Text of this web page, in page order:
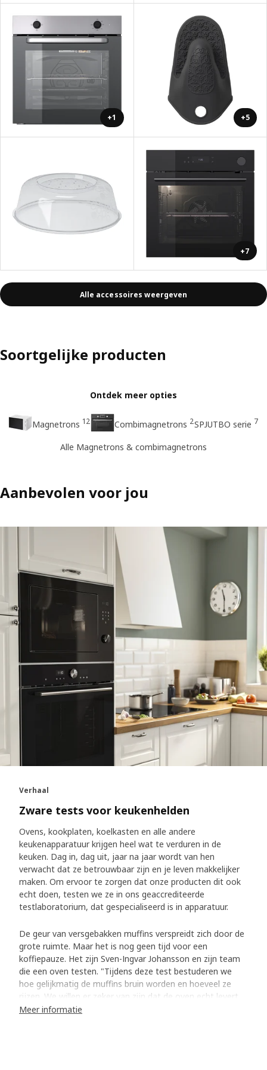
+1 +5
+7
Alle accessoires weergeven
Soortgelijke producten
Ontdek meer opties
Magnetrons 12 Combimagnetrons 2SPJUTBO serie 7
Alle Magnetrons & combimagnetrons
Aanbevolen voor jou
Verhaal
Zware tests voor keukenhelden
Ovens, kookplaten, koelkasten en alle andere
keukenapparatuur krijgen heel wat te verduren in de
keuken. Dag in, dag uit, jaar na jaar wordt van hen
verwacht dat ze betrouwbaar zijn en je leven makkelijker
maken. Om ervoor te zorgen dat onze producten dit ook
echt doen, testen we ze in ons geaccrediteerde
testlaboratorium, dat gespecialiseerd is in apparatuur.
De geur van versgebakken muffins verspreidt zich door de
grote ruimte. Maar het is nog geen tijd voor een
koffiepauze. Het zijn Sven-Ingvar Johansson en zijn team
die een oven testen. "Tijdens deze test bestuderen we
hoe gelijkmatig de muffins bruin worden en hoeveel ze
rijzen. We willen er zeker van zijn dat de oven echt levert
wat we verwachten."
Meer informatie